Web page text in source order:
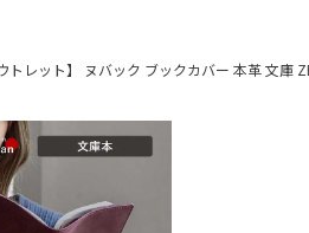
ウトレット】 ヌバック ブックカバー 本革 文庫